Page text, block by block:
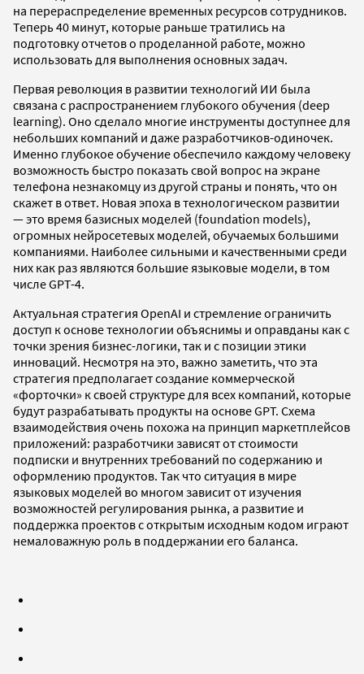
на перераспределение временных ресурсов сотрудников.
Теперь 40 минут, которые раньше тратились на
подготовку отчетов о проделанной работе, можно
использовать для выполнения основных задач.
Первая революция в развитии технологий ИИ была
связана с распространением глубокого обучения (deep
learning). Оно сделало многие инструменты доступнее для
небольших компаний и даже разработчиков-одиночек.
Именно глубокое обучение обеспечило каждому человеку
возможность быстро показать свой вопрос на экране
телефона незнакомцу из другой страны и понять, что он
скажет в ответ. Новая эпоха в технологическом развитии
— это время базисных моделей (foundation models),
огромных нейросетевых моделей, обучаемых большими
компаниями. Наиболее сильными и качественными среди
них как раз являются большие языковые модели, в том
числе GPT-4.
Актуальная стратегия OpenAI и стремление ограничить
доступ к основе технологии объяснимы и оправданы как с
точки зрения бизнес-логики, так и с позиции этики
инноваций. Несмотря на это, важно заметить, что эта
стратегия предполагает создание коммерческой
«форточки» к своей структуре для всех компаний, которые
будут разрабатывать продукты на основе GPT. Схема
взаимодействия очень похожа на принцип маркетплейсов
приложений: разработчики зависят от стоимости
подписки и внутренних требований по содержанию и
оформлению продуктов. Так что ситуация в мире
языковых моделей во многом зависит от изучения
возможностей регулирования рынка, а развитие и
поддержка проектов с открытым исходным кодом играют
немаловажную роль в поддержании его баланса.